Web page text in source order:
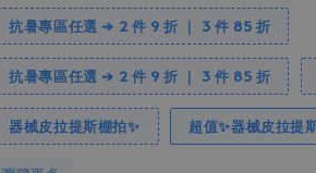
抗暑專區任選 ➔ 2 件 9 折 ｜ 3 件 85 折
抗暑專區任選 ➔ 2 件 9 折 ｜ 3 件 85 折
器械皮拉提斯棚拍✨ 超值✨器械皮拉提